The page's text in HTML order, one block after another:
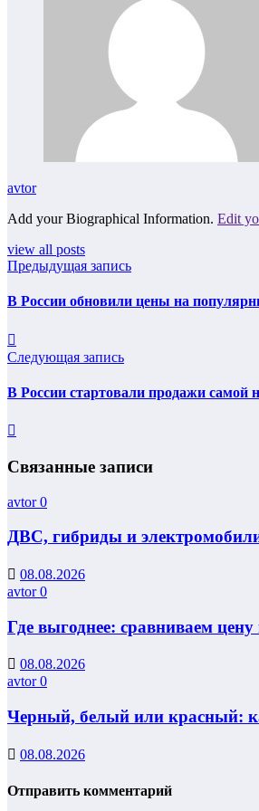
avtor
Add your Biographical Information. Edit
view all posts
Предыдущая запись
В России обновили цены на
Следующая запись
В России стартовали продажи самой
Связанные записи
avtor0
ДВС, гибриды и
08.08.2026
avtor0
Где выгоднее: сравниваем
08.08.2026
avtor0
Черный, белый или красный:
08.08.2026
Отправить комментарий